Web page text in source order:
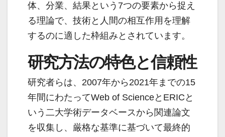
体、分業、結果という7つの要素から捉え
る理論で、技術と人間の相互作用を理解
するのに適した枠組みとされています。
研究方法の特色と信頼性
研究者らは、2007年から2021年までの15
年間にわたってWeb of ScienceとERICと
いう二大学術データベースから関連論文
を収集し、厳格な基準に基づいて最終的